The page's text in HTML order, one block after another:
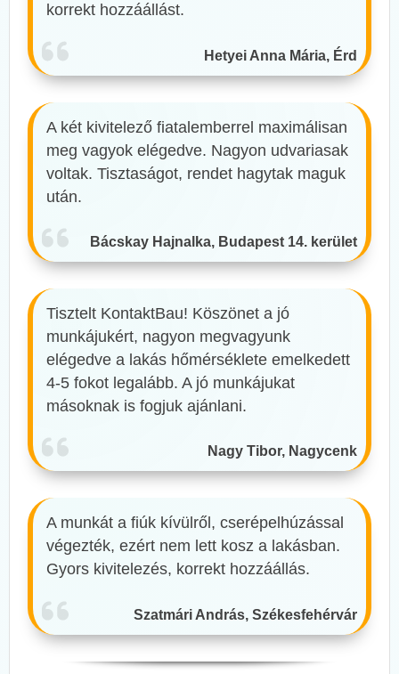
korrekt hozzáállást.
Hetyei Anna Mária, Érd
A két kivitelező fiatalemberrel maximálisan
meg vagyok elégedve. Nagyon udvariasak
voltak. Tisztaságot, rendet hagytak maguk
után.
Bácskay Hajnalka, Budapest 14. kerület
Tisztelt KontaktBau! Köszönet a jó
munkájukért, nagyon megvagyunk
elégedve a lakás hőmérséklete emelkedett
4-5 fokot legalább. A jó munkájukat
másoknak is fogjuk ajánlani.
Nagy Tibor, Nagycenk
A munkát a fiúk kívülről, cserépelhúzással
végezték, ezért nem lett kosz a lakásban.
Gyors kivitelezés, korrekt hozzáállás.
Szatmári András, Székesfehérvár